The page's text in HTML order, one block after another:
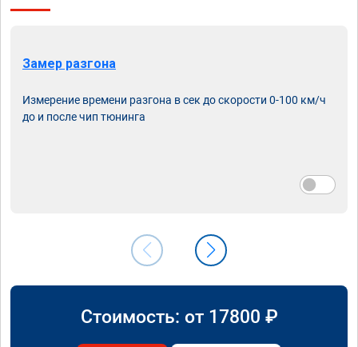
Замер разгона
Измерение времени разгона в сек до скорости 0-100 км/ч
до и после чип тюнинга
Стоимость: от 17800 ₽